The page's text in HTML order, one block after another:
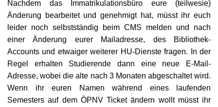
Nachdem das Immatrikulationsbüro eure (teilwesie)
Änderung bearbeitet und genehmigt hat, müsst ihr euch
leider noch selbstständig beim CMS melden und nach
einer Änderung eurer Mailadresse, des Bibliothek-
Accounts und etwaiger weiterer H U-Dienstefragen. In der
Regel erhalten Studierende dann eine neue E-Mail-
Adresse, wobei die alte nach 3 Monaten abgeschaltet wird.
Wenn ihr euren Namen während eines
aufenden
Semesters auf dem ÖPNV Ticket ändern wollt müsst ihr